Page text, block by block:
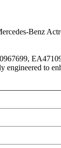
Benz
to